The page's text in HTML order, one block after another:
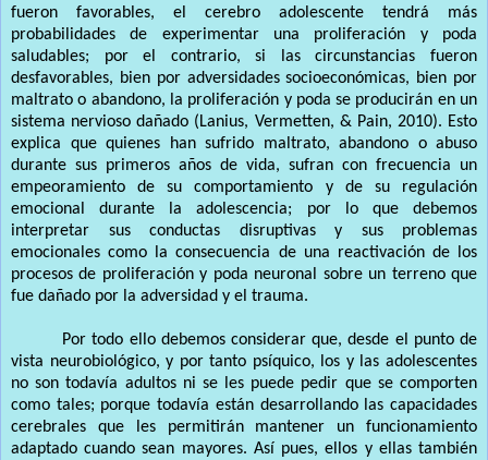
fueron favorables, el cerebro adolescente tendrá más
probabilidades de experimentar una proliferación y poda
saludables; por el contrario, si las circunstancias fueron
desfavorables, bien por adversidades socioeconómicas, bien por
maltrato o abandono, la proliferación y poda se producirán en un
sistema nervioso dañado (Lanius, Vermetten, & Pain, 2010). Esto
explica que quienes han sufrido maltrato, abandono o abuso
durante sus primeros años de vida, sufran con frecuencia un
empeoramiento de su comportamiento y de su regulación
emocional durante la adolescencia; por lo que debemos
interpretar sus conductas disruptivas y sus problemas
emocionales como la consecuencia de una reactivación de los
procesos de proliferación y poda neuronal sobre un terreno que
fue dañado por la adversidad y el trauma.
Por todo ello debemos considerar que, desde el punto de
vista neurobiológico, y por tanto psíquico, los y las adolescentes
no son todavía adultos ni se les puede pedir que se comporten
como tales; porque todavía están desarrollando las capacidades
cerebrales que les permitirán mantener un funcionamiento
adaptado cuando sean mayores. Así pues, ellos y ellas también